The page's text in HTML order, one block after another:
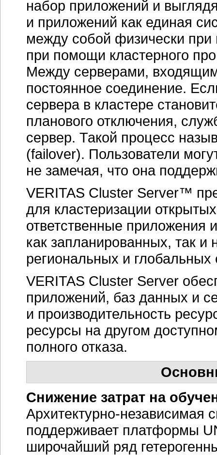
набор приложений и
и приложений как единая
между собой физически
при помощи кластерного
Между серверами,
постоянное соединение.
сервера в кластере
планового отключения,
сервер. Такой процесс
(failover). Пользователи
не замечая, что она
VERITAS Cluster Server™
для кластеризации
ответственные приложения
как запланированных, так
региональных и глобальных
VERITAS Cluster Server
приложений, баз данных и
и производительность
ресурсы на другом
полного отказа.
Снижение затрат на
Архитектурно-независимая
поддерживает платформы
широчайший ряд